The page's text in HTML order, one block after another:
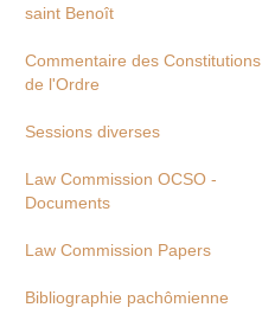
saint Benoît
Commentaire des Constitutions
de l'Ordre
Sessions diverses
Law Commission OCSO -
Documents
Law Commission Papers
Bibliographie pachômienne